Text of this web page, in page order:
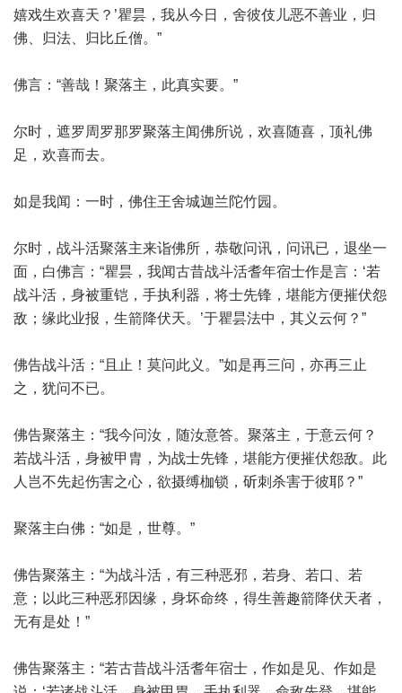
嬉戏生欢喜天？’瞿昙，我从今日，舍彼伎儿恶不善业，归
佛、归法、归比丘僧。”
佛言：“善哉！聚落主，此真实要。”
尔时，遮罗周罗那罗聚落主闻佛所说，欢喜随喜，顶礼佛
足，欢喜而去。
如是我闻：一时，佛住王舍城迦兰陀竹园。
尔时，战斗活聚落主来诣佛所，恭敬问讯，问讯已，退坐一
面，白佛言：“瞿昙，我闻古昔战斗活耆年宿士作是言：‘若
战斗活，身被重铠，手执利器，将士先锋，堪能方便摧伏怨
敌；缘此业报，生箭降伏天。’于瞿昙法中，其义云何？”
佛告战斗活：“且止！莫问此义。”如是再三问，亦再三止
之，犹问不已。
佛告聚落主：“我今问汝，随汝意答。聚落主，于意云何？
若战斗活，身被甲胄，为战士先锋，堪能方便摧伏怨敌。此
人岂不先起伤害之心，欲摄缚枷锁，斫刺杀害于彼耶？”
聚落主白佛：“如是，世尊。”
佛告聚落主：“为战斗活，有三种恶邪，若身、若口、若
意；以此三种恶邪因缘，身坏命终，得生善趣箭降伏天者，
无有是处！”
佛告聚落主：“若古昔战斗活耆年宿士，作如是见、作如是